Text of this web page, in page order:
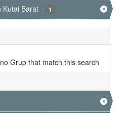
Kutai Barat - 1
Grup that match this search